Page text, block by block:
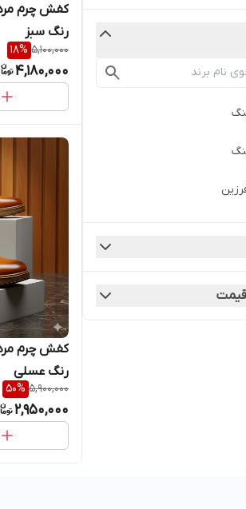
رنگ سبز
5,100,000
18%
4,180,000
رنگ عسلی
5,900,000
50%
2,950,000